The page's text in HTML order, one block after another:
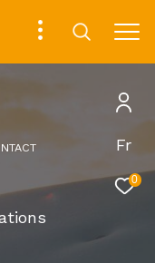
Fr
0